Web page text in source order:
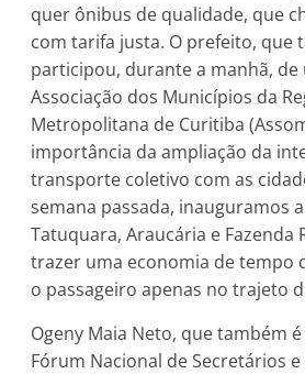
quer ônibus de qualidade, que
com tarifa justa. O prefeito, que
participou, durante a manhã, de
Associação dos Municípios da
Metropolitana de Curitiba
importância da ampliação da
transporte coletivo com as
semana passada, inauguramos
Tatuquara, Araucária e Fazenda
trazer uma economia de tempo
o passageiro apenas no trajeto
Ogeny Maia Neto, que também
Fórum Nacional de Secretários